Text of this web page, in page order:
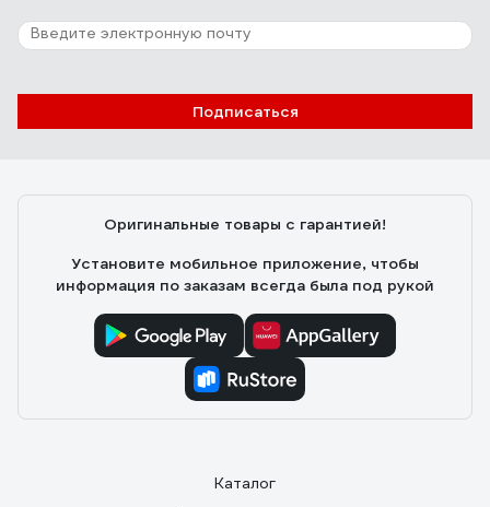
Подписаться
Оригинальные товары с гарантией!
Установите мобильное приложение, чтобы
информация по заказам всегда была под рукой
Каталог